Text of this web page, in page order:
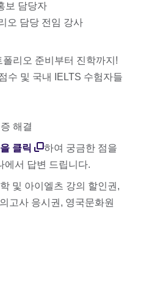
보 담당자
오 담당 전임 강사
리오 준비부터 진학까지!
수 및 국내 IELTS 수험자들
해결
클릭
하여 궁금한 점을
에서 답변 드립니다.
및 아이엘츠 강의 할인권,
고사 응시권, 영국문화원